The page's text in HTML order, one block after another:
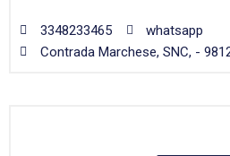
3348233465
whatsapp
Contrada Marchese, SNC, -